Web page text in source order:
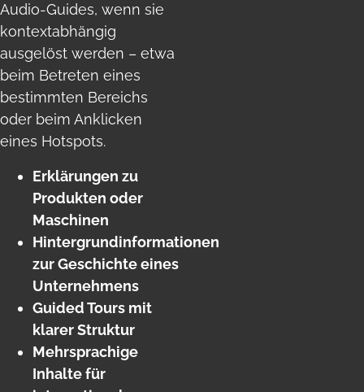
Audio-Guides, wenn sie
kontextabhängig
ausgelöst werden – etwa
beim Betreten eines
bestimmten Bereichs
oder beim Anklicken
eines Hotspots.
Erklärungen zu
Produkten oder
Maschinen
Hintergrundinformationen
zur Geschichte eines
Unternehmens
Guided Tours mit
klarer Struktur
Mehrsprachige
Inhalte für